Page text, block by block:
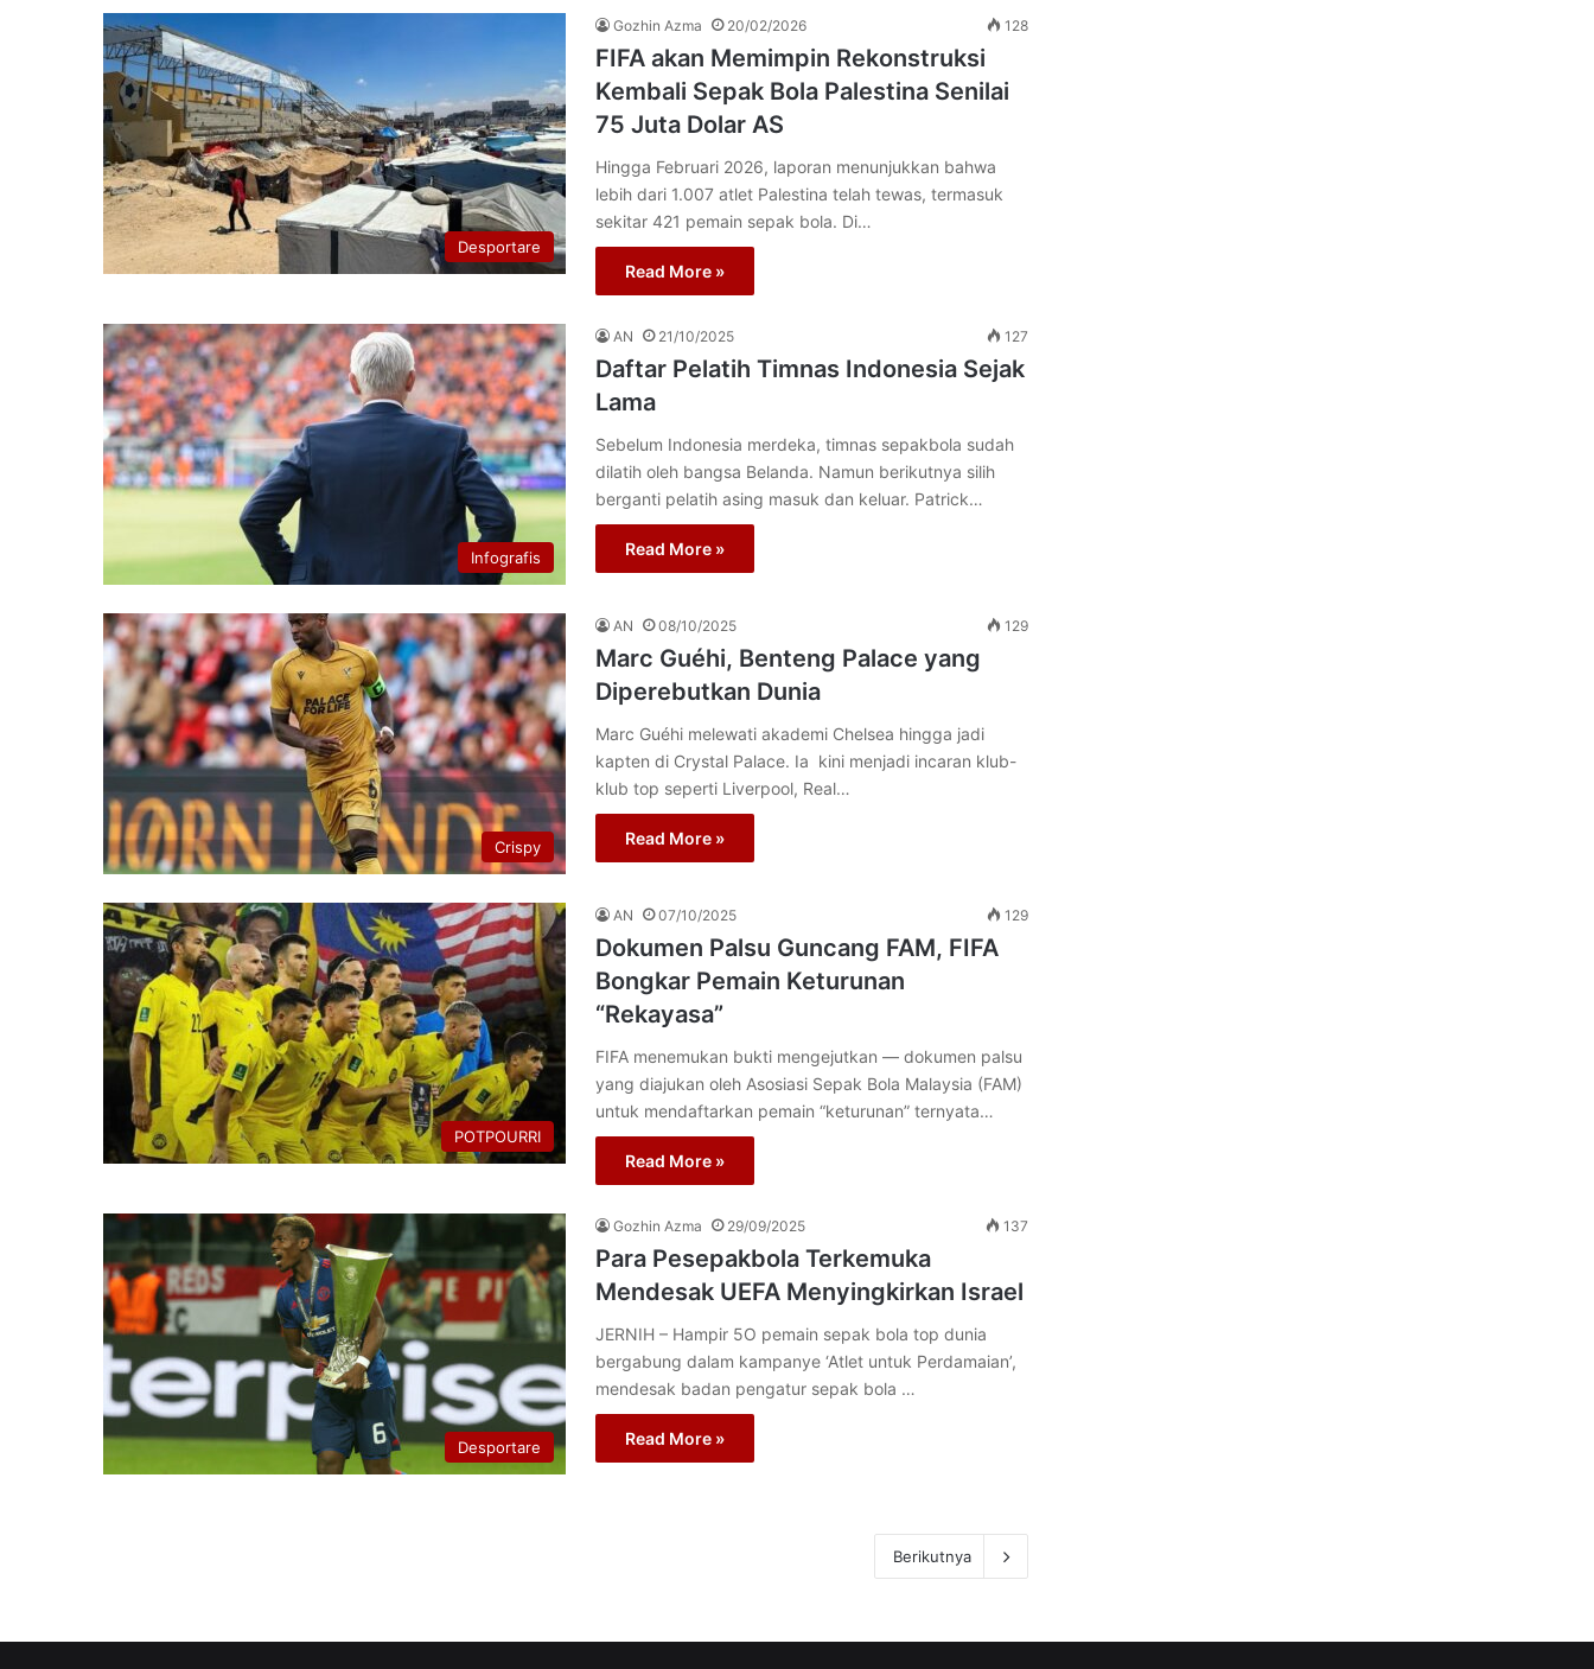
Desportare
Gozhin Azma 20/02/2026 128
FIFA akan Memimpin Rekonstruksi
Kembali Sepak Bola Palestina Senilai
75 Juta Dolar AS
Hingga Februari 2026, laporan menunjukkan bahwa
lebih dari 1.007 atlet Palestina telah tewas, termasuk
sekitar 421 pemain sepak bola. Di…
Read More »
Infografis
AN 21/10/2025 127
Daftar Pelatih Timnas Indonesia Sejak
Lama
Sebelum Indonesia merdeka, timnas sepakbola sudah
dilatih oleh bangsa Belanda. Namun berikutnya silih
berganti pelatih asing masuk dan keluar. Patrick…
Read More »
Crispy
AN 08/10/2025 129
Marc Guéhi, Benteng Palace yang
Diperebutkan Dunia
Marc Guéhi melewati akademi Chelsea hingga jadi
kapten di Crystal Palace. Ia kini menjadi incaran klub-
klub top seperti Liverpool, Real…
Read More »
POTPOURRI
AN 07/10/2025 129
Dokumen Palsu Guncang FAM, FIFA
Bongkar Pemain Keturunan
“Rekayasa”
FIFA menemukan bukti mengejutkan — dokumen palsu
yang diajukan oleh Asosiasi Sepak Bola Malaysia (FAM)
untuk mendaftarkan pemain “keturunan” ternyata…
Read More »
Desportare
Gozhin Azma 29/09/2025 137
Para Pesepakbola Terkemuka
Mendesak UEFA Menyingkirkan Israel
JERNIH – Hampir 5O pemain sepak bola top dunia
bergabung dalam kampanye ‘Atlet untuk Perdamaian’,
mendesak badan pengatur sepak bola …
Read More »
Berikutnya